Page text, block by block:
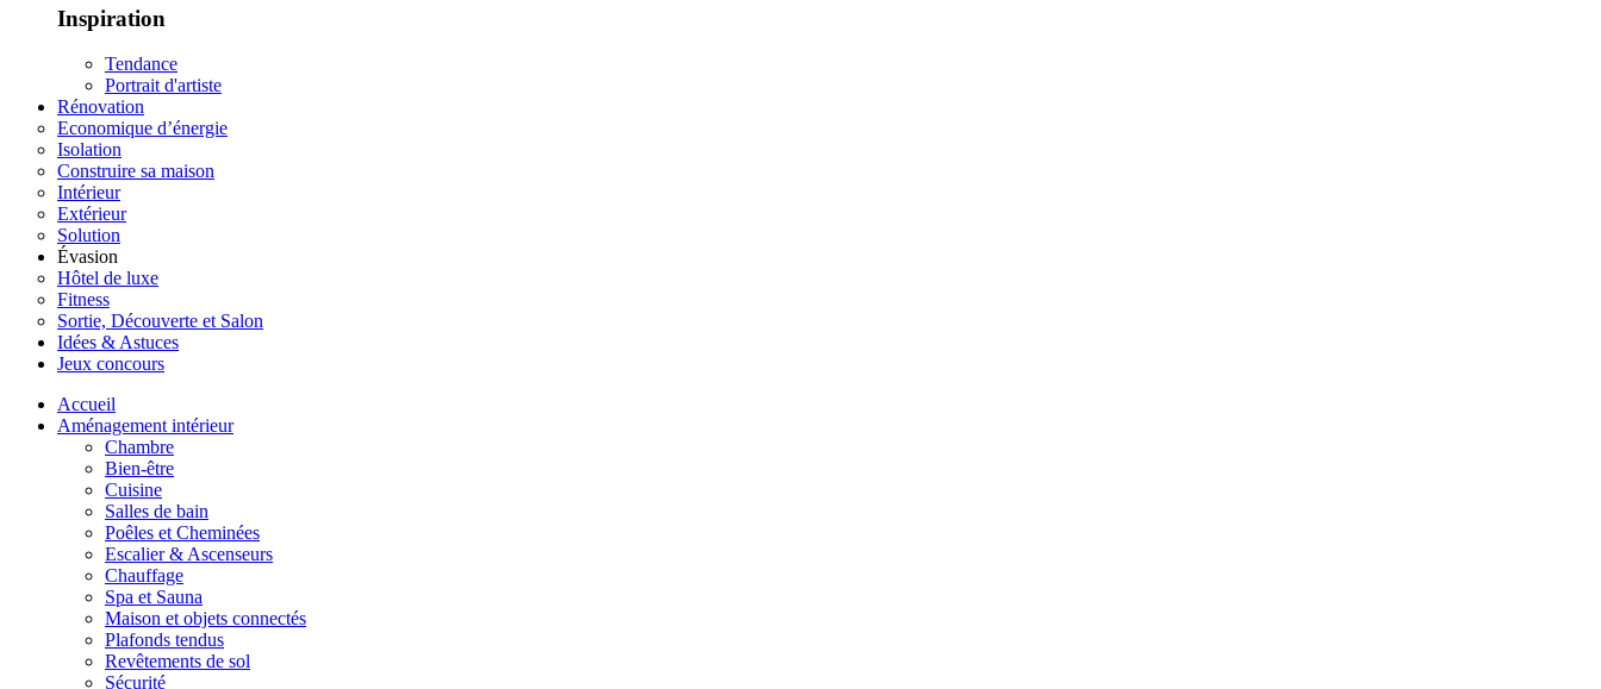
Inspiration
Tendance
Portrait d'artiste
Rénovation
Economique d’énergie
Isolation
Construire sa maison
Intérieur
Extérieur
Solution
Évasion
Hôtel de luxe
Fitness
Sortie, Découverte et Salon
Idées & Astuces
Jeux concours
Accueil
Aménagement intérieur
Chambre
Bien-être
Cuisine
Salles de bain
Poêles et Cheminées
Escalier & Ascenseurs
Chauffage
Spa et Sauna
Maison et objets connectés
Plafonds tendus
Revêtements de sol
Sécurité